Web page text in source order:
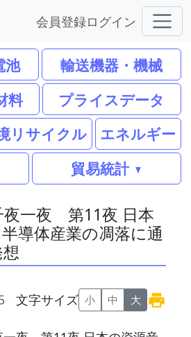
会員登録ログイン
池
輸送機器・機械
料
プライスデータ
リサイクル
エネルギー
貿易統計
夜一夜 第11夜 日本
導体産業の凋落に通
文字サイズ 小 中 大